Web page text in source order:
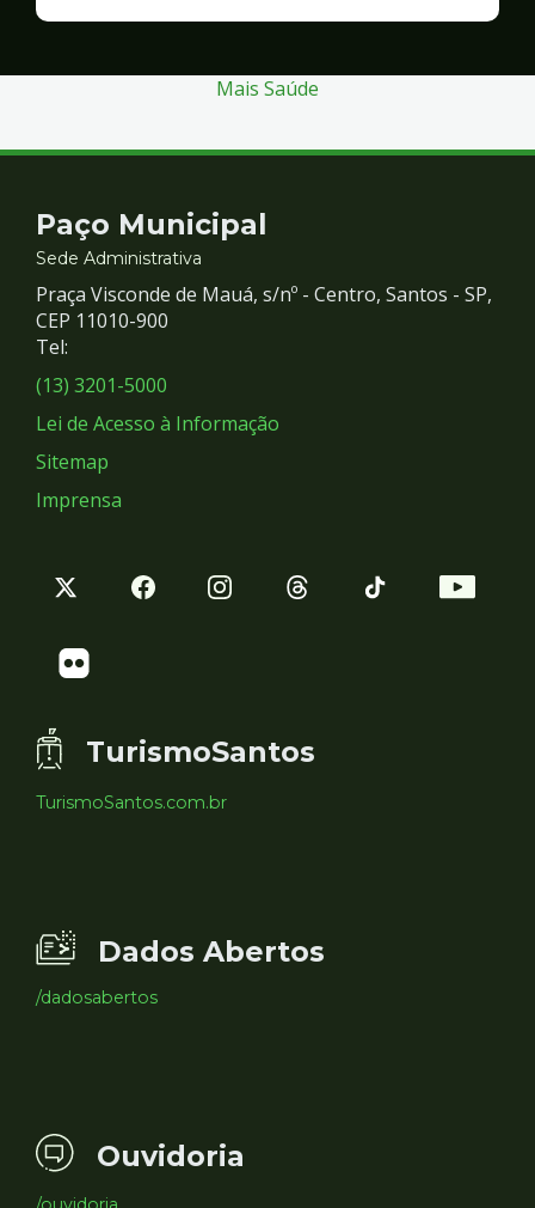
Mais Saúde
Contato
e
Redes
Sociais
Paço Municipal
Sede Administrativa
Praça Visconde de Mauá, s/nº - Centro, Santos - SP,
CEP 11010-900
Tel:
(13) 3201-5000
Lei de Acesso à Informação
Sitemap
Imprensa
TurismoSantos
TurismoSantos.com.br
Dados Abertos
/dadosabertos
Ouvidoria